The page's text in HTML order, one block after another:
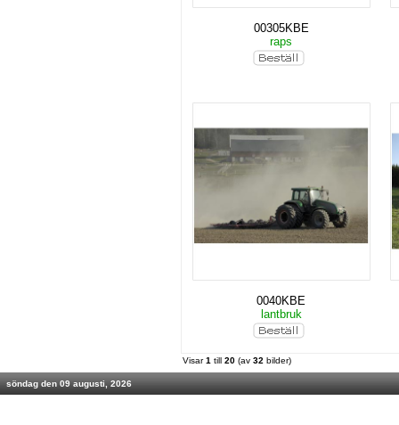
00305KBE
raps
0040KBE
lantbruk
Visar1 till 20 (av 32 bilder)
söndag den 09 augusti, 2026